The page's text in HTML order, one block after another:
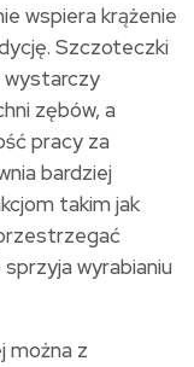
wspiera krążenie
Szczoteczki
wystarczy
zębów, a
pracy za
bardziej
takim jak
wyrabianiu
można z